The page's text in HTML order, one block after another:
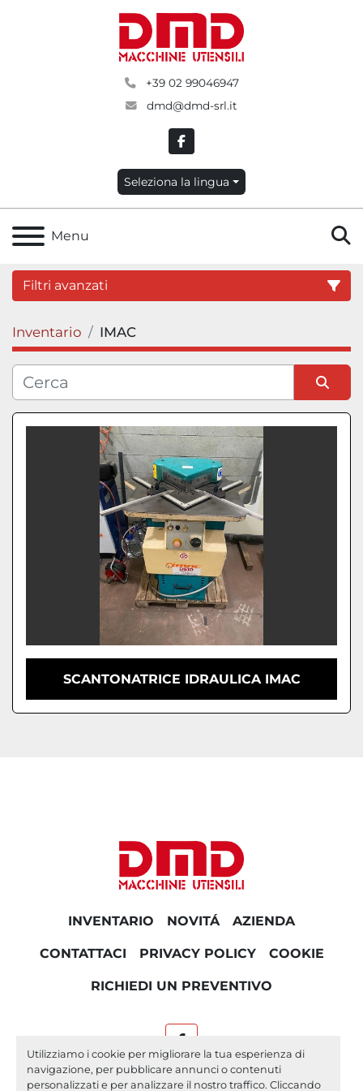
Utilizziamo i cookie per migliorare la tua esperienza di
navigazione, per pubblicare annunci o contenuti
personalizzati e per analizzare il nostro traffico. Cliccando
+39 02 99046947
dmd@dmd-srl.it
facebook
Seleziona la lingua
Menu
Filtri avanzati
Categoria
Condizione
Inventario IMAC
Ordina per
SCANTONATRICE IDRAULICA IMAC
INVENTARIO NOVITÁ AZIENDA
CONTATTACI PRIVACY POLICY COOKIE
RICHIEDI UN PREVENTIVO
facebook
Machinio Systemsito web diMachinio